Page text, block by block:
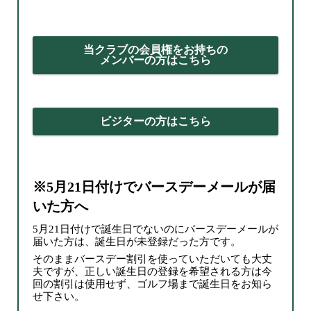
当クラブの会員権をお持ちの
メンバーの方はこちら
ビジターの方はこちら
※5月21日付けでバースデーメールが届
いた方へ
5月21日付けで誕生日でないのにバースデーメールが
届いた方は、誕生日が未登録だった方です。
そのままバースデー割引を使っていただいても大丈
夫ですが、正しい誕生日の登録を希望される方は今
回の割引は使用せず、ゴルフ場まで誕生日をお知ら
せ下さい。